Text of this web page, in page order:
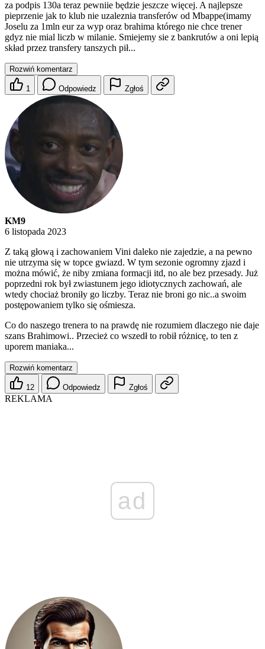
za podpis 130a teraz pewniie będzie jeszcze więcej. A najlepsze
pieprzenie jak to klub nie uzaleznia transferów od Mbappe(imamy
Joselu za 1mln eur za wyp oraz brahima którego nie chce trener
gdyz nie mial liczb w milanie. Smiejemy sie z bankrutów a oni lepią
skład przez transfery tanszych pił...
Rozwiń komentarz
1 Odpowiedz Zgłoś
KM9
6 listopada 2023
Z taką głową i zachowaniem Vini daleko nie zajedzie, a na pewno
nie utrzyma się w topce gwiazd. W tym sezonie ogromny zjazd i
można mówić, że niby zmiana formacji itd, no ale bez przesady. Już
poprzedni rok był zwiastunem jego idiotycznych zachowań, ale
wtedy chociaż broniły go liczby. Teraz nie broni go nic..a swoim
postępowaniem tylko się ośmiesza.
Co do naszego trenera to na prawdę nie rozumiem dlaczego nie daje
szans Brahimowi.. Przecież co wszedł to robił różnicę, to ten z
uporem maniaka...
Rozwiń komentarz
12 Odpowiedz Zgłoś
REKLAMA
ad